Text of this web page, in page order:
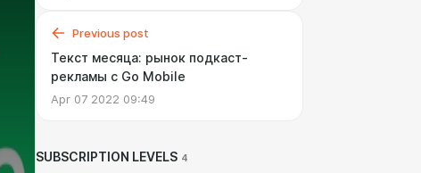
Previous post
Текст месяца: рынок подкаст-
рекламы с Go Mobile
Apr 07 2022 09:49
SUBSCRIPTION LEVELS 4